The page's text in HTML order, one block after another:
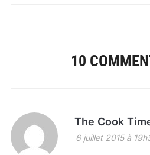
10
The Cook
6 juillet 2015 à